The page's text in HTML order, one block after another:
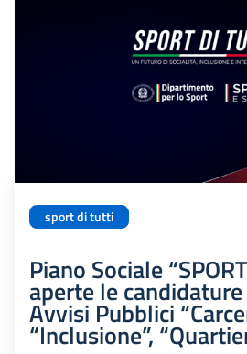
sport di tutti
Piano Sociale
aperte le
Avvisi Pubblici
“Inclusione”,